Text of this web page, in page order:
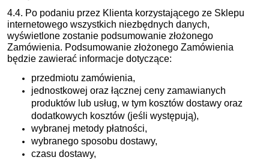
4.4. Po podaniu przez Klienta korzystającego ze Sklepu
internetowego wszystkich niezbędnych danych,
wyświetlone zostanie podsumowanie złożonego
Zamówienia. Podsumowanie złożonego Zamówienia
będzie zawierać informacje dotyczące:
przedmiotu zamówienia,
jednostkowej oraz łącznej ceny zamawianych
produktów lub usług, w tym kosztów dostawy oraz
dodatkowych kosztów (jeśli występują),
wybranej metody płatności,
wybranego sposobu dostawy,
czasu dostawy,